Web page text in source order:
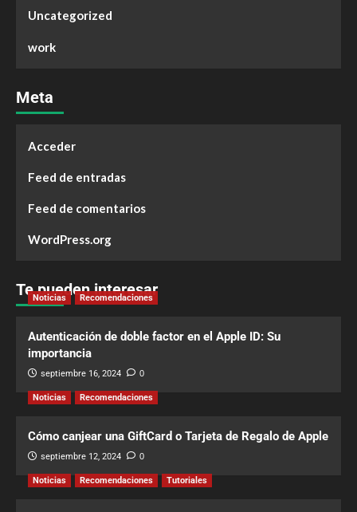
Uncategorized
work
Meta
Acceder
Feed de entradas
Feed de comentarios
WordPress.org
Te pueden interesar
Noticias Recomendaciones
Autenticación de doble factor en el Apple ID: Su
importancia
septiembre 16, 2024 0
Noticias Recomendaciones
Cómo canjear una GiftCard o Tarjeta de Regalo de Apple
septiembre 12, 2024 0
Noticias Recomendaciones Tutoriales